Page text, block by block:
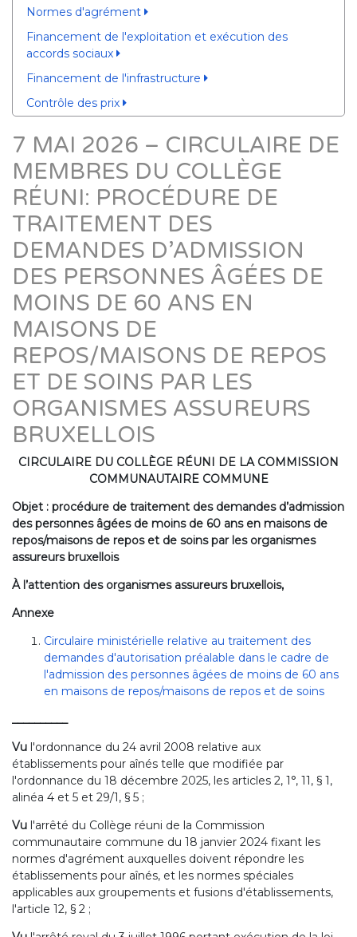
Normes d'agrément
Financement de l'exploitation et exécution des
accords sociaux
Financement de l'infrastructure
Contrôle des prix
7 MAI 2026 – CIRCULAIRE DE
MEMBRES DU COLLÈGE
RÉUNI: PROCÉDURE DE
TRAITEMENT DES
DEMANDES D’ADMISSION
DES PERSONNES ÂGÉES DE
MOINS DE 60 ANS EN
MAISONS DE
REPOS/MAISONS DE REPOS
ET DE SOINS PAR LES
ORGANISMES ASSUREURS
BRUXELLOIS
CIRCULAIRE DU COLLÈGE RÉUNI DE LA COMMISSION
COMMUNAUTAIRE COMMUNE
Objet : procédure de traitement des demandes d’admission
des personnes âgées de moins de 60 ans en maisons de
repos/maisons de repos et de soins par les organismes
assureurs bruxellois
À l’attention des organismes assureurs bruxellois,
Annexe
Circulaire ministérielle relative au traitement des
demandes d'autorisation préalable dans le cadre de
l'admission des personnes âgées de moins de 60 ans
en maisons de repos/maisons de repos et de soins
__________
Vu l'ordonnance du 24 avril 2008 relative aux
établissements pour aînés telle que modifiée par
l'ordonnance du 18 décembre 2025, les articles 2, 1°, 11, § 1,
alinéa 4 et 5 et 29/1, § 5 ;
Vu l'arrêté du Collège réuni de la Commission
communautaire commune du 18 janvier 2024 fixant les
normes d'agrément auxquelles doivent répondre les
établissements pour aînés, et les normes spéciales
applicables aux groupements et fusions d'établissements,
l'article 12, § 2 ;